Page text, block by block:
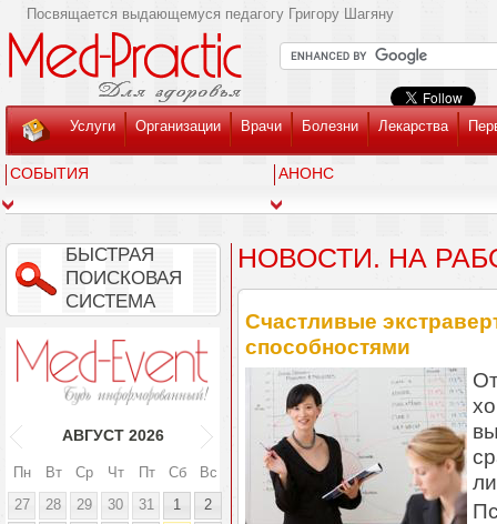
Посвящается выдающемуся педагогу Григору Шагяну
Услуги Организации Врачи Болезни Лекарства
СОБЫТИЯ АНОНС
БЫСТРАЯ
ПОИСКОВАЯ
СИСТЕМА
АВГУСТ 2026
Пн Вт Ср Чт Пт Сб
Вс
27
28 29 30 31 1
2
НОВОСТИ. НА
Счастливые
способностями